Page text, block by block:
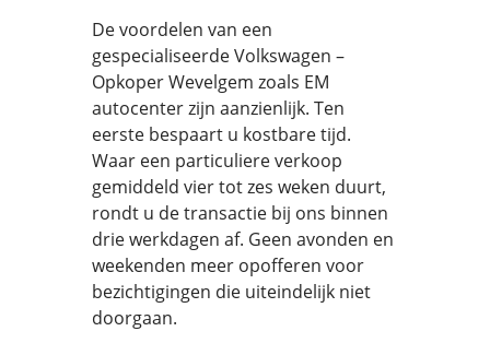
De voordelen van een
gespecialiseerde Volkswagen –
Opkoper Wevelgem zoals EM
autocenter zijn aanzienlijk. Ten
eerste bespaart u kostbare tijd.
Waar een particuliere verkoop
gemiddeld vier tot zes weken duurt,
rondt u de transactie bij ons binnen
drie werkdagen af. Geen avonden en
weekenden meer opofferen voor
bezichtigingen die uiteindelijk niet
doorgaan.